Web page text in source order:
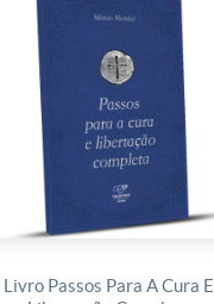
Livro Passos Para A Cura E